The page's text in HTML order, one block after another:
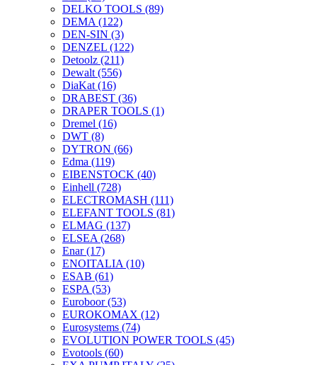
DELKO TOOLS (89)
DEMA (122)
DEN-SIN (3)
DENZEL (122)
Detoolz (211)
Dewalt (556)
DiaKat (16)
DRABEST (36)
DRAPER TOOLS (1)
Dremel (16)
DWT (8)
DYTRON (66)
Edma (119)
EIBENSTOCK (40)
Einhell (728)
ELECTROMASH (111)
ELEFANT TOOLS (81)
ELMAG (137)
ELSEA (268)
Enar(17)
ENOITALIA (10)
ESAB (61)
ESPA (53)
Euroboor(53)
EUROKOMAX (12)
Eurosystems (74)
EVOLUTION POWER TOOLS (45)
Evotools (60)